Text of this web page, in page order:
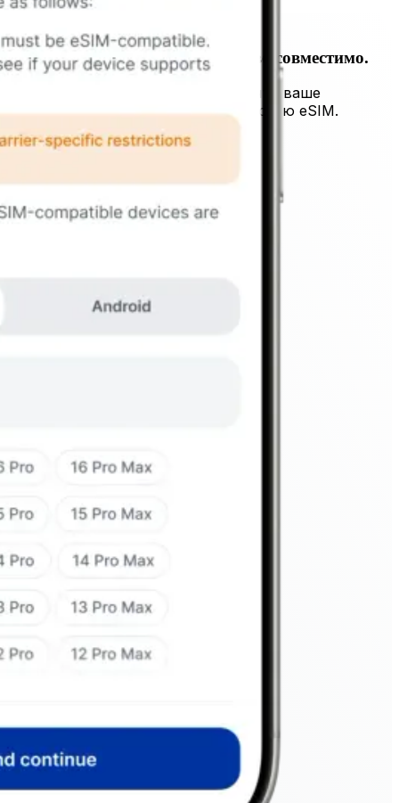
1. Убедитесь, что ваше устройство совместимо.
Самый важный шаг — убедиться, что ваше
устройство поддерживает технологию eSIM.
Проверьте совместимость